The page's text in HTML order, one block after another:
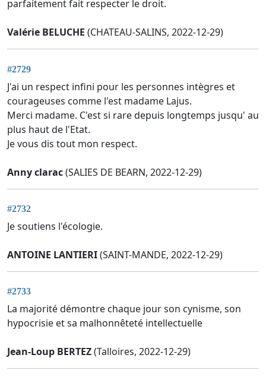
parfaitement fait respecter le droit.
Valérie BELUCHE (CHATEAU-SALINS, 2022-12-29)
#2729
J'ai un respect infini pour les personnes intègres et
courageuses comme l'est madame Lajus.
Merci madame. C'est si rare depuis longtemps jusqu' au
plus haut de l'Etat.
Je vous dis tout mon respect.
Anny clarac(SALIES DE BEARN, 2022-12-29)
#2732
Je soutiens l'écologie.
ANTOINE LANTIERI(SAINT-MANDE, 2022-12-29)
#2733
La majorité démontre chaque jour son cynisme, son
hypocrisie et sa malhonnêteté intellectuelle
Jean-Loup BERTEZ(Talloires, 2022-12-29)